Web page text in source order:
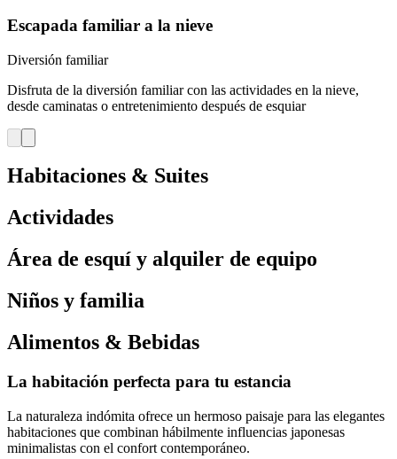
Escapada familiar a la nieve
Diversión familiar
Disfruta de la diversión familiar con las actividades en la nieve,
desde caminatas o entretenimiento después de esquiar
Habitaciones & Suites
Actividades
Área de esquí y alquiler de equipo
Niños y familia
Alimentos & Bebidas
La habitación perfecta para tu estancia
La naturaleza indómita ofrece un hermoso paisaje para las elegantes
habitaciones que combinan hábilmente influencias japonesas
minimalistas con el confort contemporáneo.